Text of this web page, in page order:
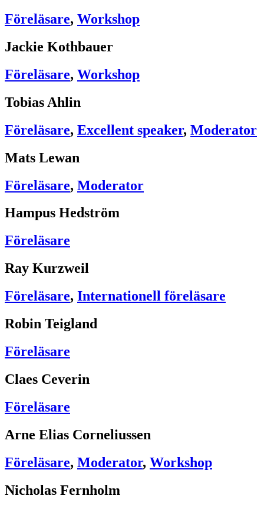
Föreläsare, Workshop
Jackie Kothbauer
Föreläsare, Workshop
Tobias Ahlin
Föreläsare, Excellent speaker, Moderator
Mats Lewan
Föreläsare, Moderator
Hampus Hedström
Föreläsare
Ray Kurzweil
Föreläsare, Internationell föreläsare
Robin Teigland
Föreläsare
Claes Ceverin
Föreläsare
Arne Elias Corneliussen
Föreläsare, Moderator, Workshop
Nicholas Fernholm